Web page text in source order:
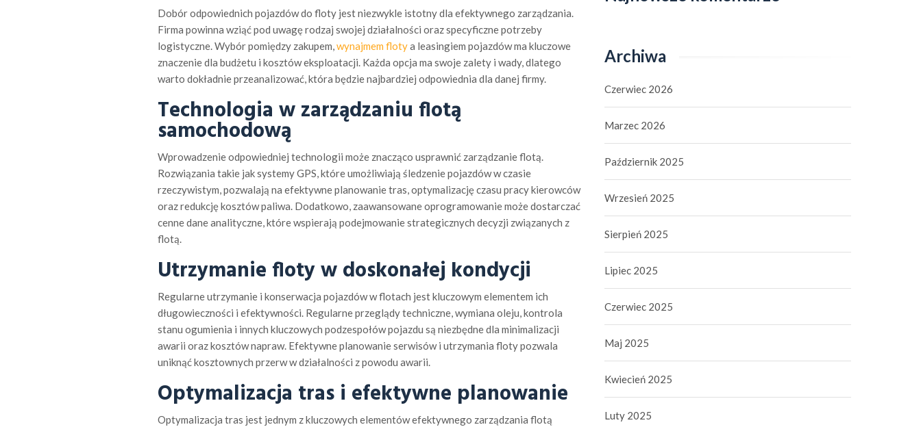
Dobór odpowiednich pojazdów do floty jest niezwykle istotny dla efektywnego zarządzania.
Firma powinna wziąć pod uwagę rodzaj swojej działalności oraz specyficzne potrzeby
logistyczne. Wybór pomiędzy zakupem,wynajmem flotya leasingiem pojazdów ma kluczowe
znaczenie dla budżetu i kosztów eksploatacji. Każda opcja ma swoje zalety i wady, dlatego
warto dokładnie przeanalizować, która będzie najbardziej odpowiednia dla danej firmy.
Technologia w zarządzaniu flotą
samochodową
Wprowadzenie odpowiedniej technologii może znacząco usprawnić zarządzanie flotą.
Rozwiązania takie jak systemy GPS, które umożliwiają śledzenie pojazdów w czasie
rzeczywistym, pozwalają na efektywne planowanie tras, optymalizację czasu pracy kierowców
oraz redukcję kosztów paliwa. Dodatkowo, zaawansowane oprogramowanie może dostarczać
cenne dane analityczne, które wspierają podejmowanie strategicznych decyzji związanych z
flotą.
Utrzymanie floty w doskonałej kondycji
Regularne utrzymanie i konserwacja pojazdów w flotach jest kluczowym elementem ich
długowieczności i efektywności. Regularne przeglądy techniczne, wymiana oleju, kontrola
stanu ogumienia i innych kluczowych podzespołów pojazdu są niezbędne dla minimalizacji
awarii oraz kosztów napraw. Efektywne planowanie serwisów i utrzymania floty pozwala
uniknąć kosztownych przerw w działalności z powodu awarii.
Optymalizacja tras i efektywne planowanie
Optymalizacja tras jest jednym z kluczowych elementów efektywnego zarządzania flotą
Archiwa
Czerwiec 2026
Marzec 2026
Październik 2025
Wrzesień 2025
Sierpień 2025
Lipiec 2025
Czerwiec 2025
Maj 2025
Kwiecień 2025
Luty 2025